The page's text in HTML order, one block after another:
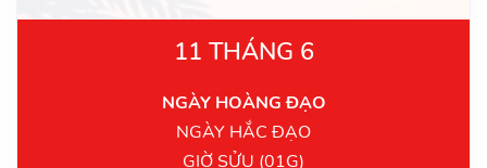
11 THÁNG 6
NGÀY HOÀNG ĐẠO
NGÀY HẮC ĐẠO
GIỜ SỬU (01G)